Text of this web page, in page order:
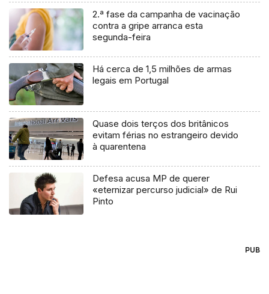
2.ª fase da campanha de vacinação
contra a gripe arranca esta
segunda-feira
Há cerca de 1,5 milhões de armas
legais em Portugal
Quase dois terços dos britânicos
evitam férias no estrangeiro devido
à quarentena
Defesa acusa MP de querer
«eternizar percurso judicial» de Rui
Pinto
PUB